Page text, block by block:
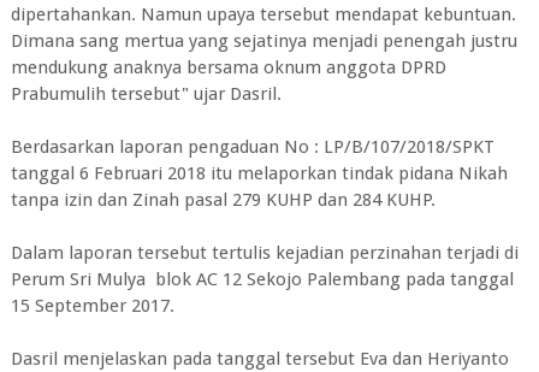
dipertahankan. Namun upaya tersebut mendapat kebuntuan.
Dimana sang mertua yang sejatinya menjadi penengah justru
mendukung anaknya bersama oknum anggota DPRD
Prabumulih tersebut" ujar Dasril.
Berdasarkan laporan pengaduan No : LP/B/107/2018/SPKT
tanggal 6 Februari 2018 itu melaporkan tindak pidana Nikah
tanpa izin dan Zinah pasal 279 KUHP dan 284 KUHP.
Dalam laporan tersebut tertulis kejadian perzinahan terjadi di
Perum Sri Mulya blok AC 12 Sekojo Palembang pada tanggal
15 September 2017.
Dasril menjelaskan pada tanggal tersebut Eva dan Heriyanto